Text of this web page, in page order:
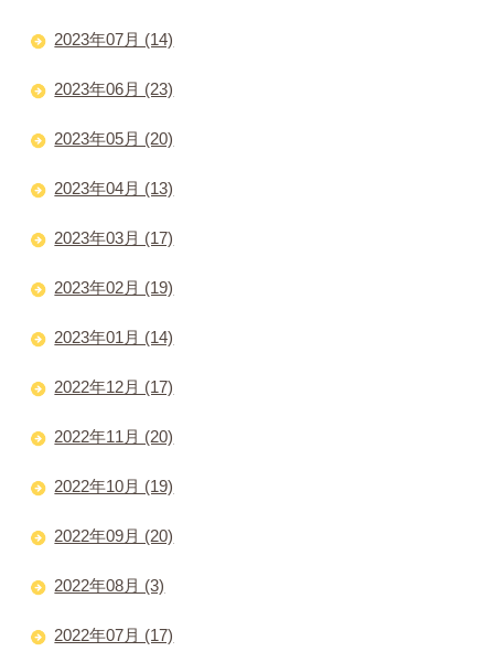
2023年07月 (14)
2023年06月 (23)
2023年05月 (20)
2023年04月 (13)
2023年03月 (17)
2023年02月 (19)
2023年01月 (14)
2022年12月 (17)
2022年11月 (20)
2022年10月 (19)
2022年09月 (20)
2022年08月 (3)
2022年07月 (17)